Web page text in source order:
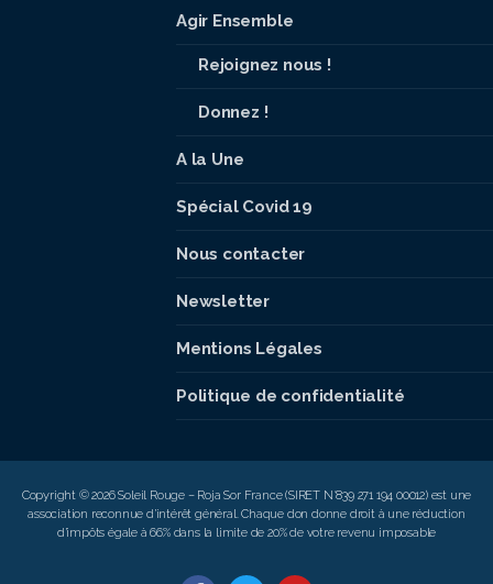
Agir Ensemble
Rejoignez nous !
Donnez !
A la Une
Spécial Covid 19
Nous contacter
Newsletter
Mentions Légales
Politique de confidentialité
Copyright © 2026 Soleil Rouge – Roja Sor France (SIRET N°839 271 194 00012) est une
association reconnue d’intérêt général. Chaque don donne droit à une réduction
d’impôts égale à 66% dans la limite de 20% de votre revenu imposable